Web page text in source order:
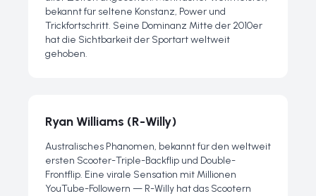
bekannt für seltene Konstanz, Power und
Trickfortschritt. Seine Dominanz Mitte der 2010er
hat die Sichtbarkeit der Sportart weltweit
gehoben.
Ryan Williams (R-Willy)
Australisches Phänomen, bekannt für den weltweit
ersten Scooter-Triple-Backflip und Double-
Frontflip. Eine virale Sensation mit Millionen
YouTube-Followern — R-Willy hat das Scootern